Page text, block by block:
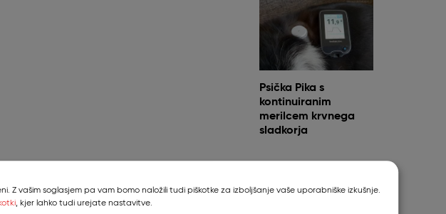
Psička Pika s
kontinuiranim
merilcem krvnega
sladkorja
vašim soglasjem pa vam bomo naložili tudi piškotke za izboljšanje vaše uporabniške izkušnje.
, kjer lahko tudi urejate nastavitve.